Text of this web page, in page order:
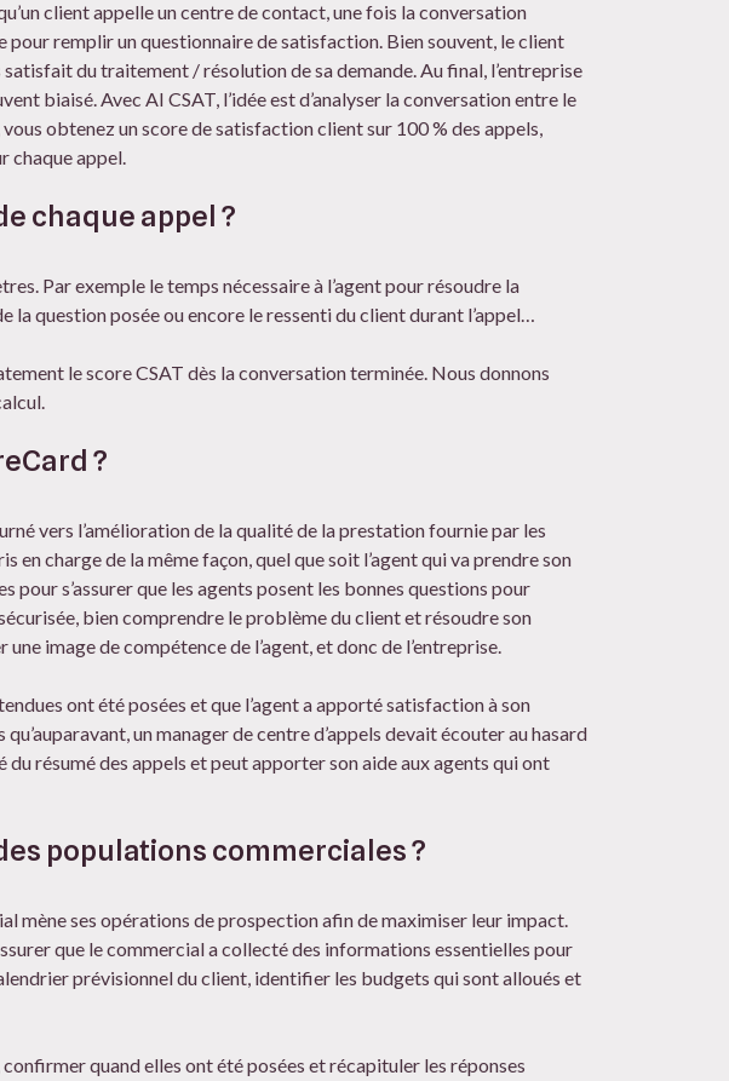
client appelle un centre de contact, une fois la conversation
pour remplir un questionnaire de satisfaction. Bien souvent, le client
satisfait du traitement / résolution de sa demande. Au final, l’entreprise
biaisé. Avec AI CSAT, l’idée est d’analyser la conversation entre le
obtenez un score de satisfaction client sur 100 % des appels,
chaque appel.
chaque appel ?
Par exemple le temps nécessaire à l’agent pour résoudre la
question posée ou encore le ressenti du client durant l’appel…
le score CSAT dès la conversation terminée. Nous donnons
?
vers l’amélioration de la qualité de la prestation fournie par les
charge de la même façon, quel que soit l’agent qui va prendre son
pour s’assurer que les agents posent les bonnes questions pour
bien comprendre le problème du client et résoudre son
image de compétence de l’agent, et donc de l’entreprise.
ont été posées et que l’agent a apporté satisfaction à son
un manager de centre d’appels devait écouter au hasard
résumé des appels et peut apporter son aide aux agents qui ont
populations commerciales ?
mène ses opérations de prospection afin de maximiser leur impact.
que le commercial a collecté des informations essentielles pour
prévisionnel du client, identifier les budgets qui sont alloués et
quand elles ont été posées et récapituler les réponses